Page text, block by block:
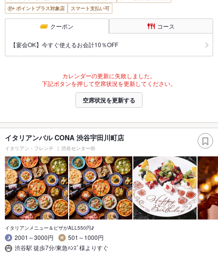
ポイントプラス対象店
スマート支払い可
クーポン コース
【宴会OK】今すぐ使えるお会計10％OFF
カレンダーの更新に失敗しました。
下記ボタンを押して空席状況を更新してください。
空席状況を更新する
イタリアンバル CONA 渋谷宇田川町店
イタリアン・フレンチ 渋谷センター街
イタリアンメニュー＆ピザがALL550円♪
2001～3000円
501～1000円
渋谷駅 徒歩7分/東急ﾊﾝｽﾞ様よりすぐ